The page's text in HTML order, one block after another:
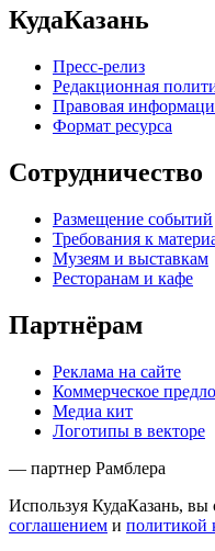
КудаКазань
Пресс-релиз
Редакционная
Правовая
Формат ресурса
Сотрудничество
Размещение событий
Требования к
Музеям и выставкам
Ресторанам и кафе
Партнёрам
Реклама на сайте
Коммерческое
Медиа кит
Логотипы в векторе
— партнер Рамблера
Используя КудаКазань, вы
соглашением и политикой